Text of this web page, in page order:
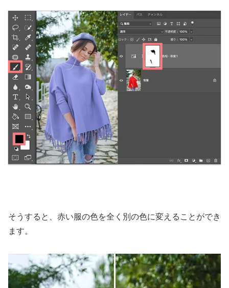
そうすると、赤い服の色を全く別の色に変えることができ
ます。